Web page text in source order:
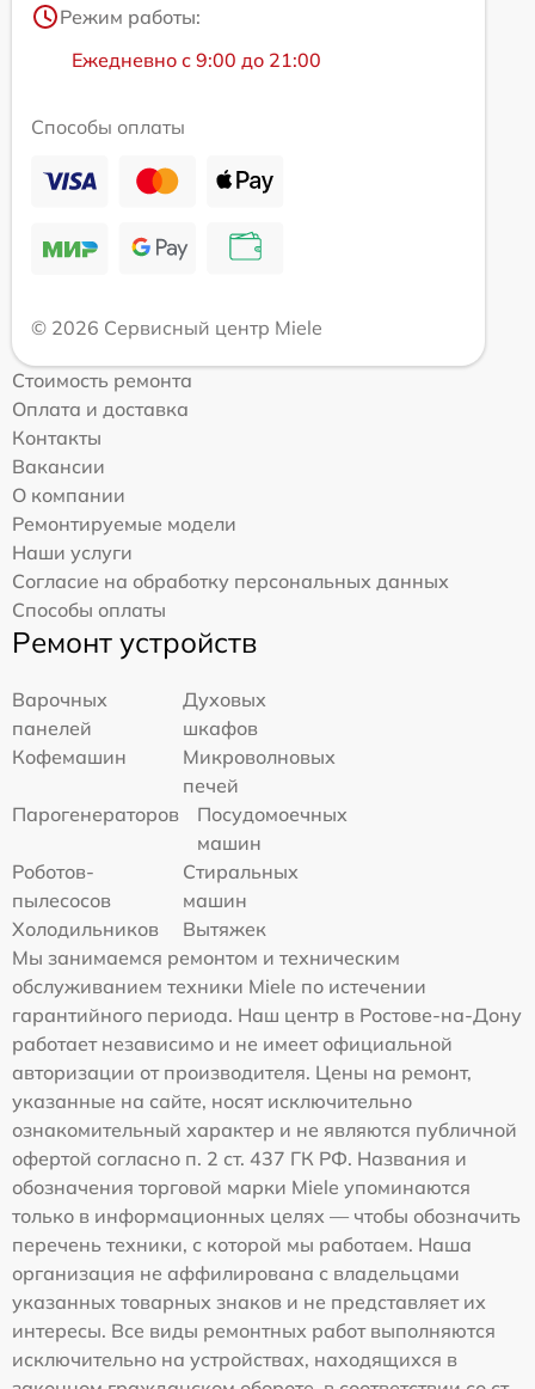
Режим работы:
Ежедневно с 9:00 до 21:00
Способы оплаты
© 2026 Сервисный центр Miele
Стоимость ремонта
Оплата и доставка
Контакты
Вакансии
О компании
Ремонтируемые модели
Наши услуги
Согласие на обработку персональных данных
Способы оплаты
Ремонт устройств
Варочных
панелей
Духовых
шкафов
Кофемашин
Микроволновых
печей
Парогенераторов
Посудомоечных
машин
Роботов-
пылесосов
Стиральных
машин
Холодильников
Вытяжек
Мы занимаемся ремонтом и техническим
обслуживанием техники Miele по истечении
гарантийного периода. Наш центр в Ростове-на-Дону
работает независимо и не имеет официальной
авторизации от производителя. Цены на ремонт,
указанные на сайте, носят исключительно
ознакомительный характер и не являются публичной
офертой согласно п. 2 ст. 437 ГК РФ. Названия и
обозначения торговой марки Miele упоминаются
только в информационных целях — чтобы обозначить
перечень техники, с которой мы работаем. Наша
организация не аффилирована с владельцами
указанных товарных знаков и не представляет их
интересы. Все виды ремонтных работ выполняются
исключительно на устройствах, находящихся в